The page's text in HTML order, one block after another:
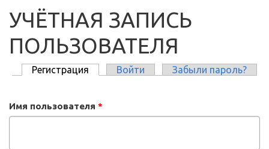
УЧЁТНАЯ ЗАПИСЬ
ПОЛЬЗОВАТЕЛЯ
Регистрация (активная вкладка)
Войти Забыли пароль?
Имя пользователя *